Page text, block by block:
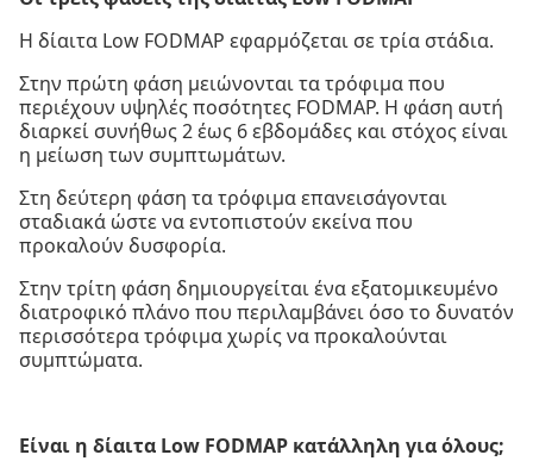
Η δίαιτα Low FODMAP εφαρμόζεται σε τρία στάδια.
Στην πρώτη φάση μειώνονται τα τρόφιμα που
περιέχουν υψηλές ποσότητες FODMAP. Η φάση αυτή
διαρκεί συνήθως 2 έως 6 εβδομάδες και στόχος είναι
η μείωση των συμπτωμάτων.
Στη δεύτερη φάση τα τρόφιμα επανεισάγονται
σταδιακά ώστε να εντοπιστούν εκείνα που
προκαλούν δυσφορία.
Στην τρίτη φάση δημιουργείται ένα εξατομικευμένο
διατροφικό πλάνο που περιλαμβάνει όσο το δυνατόν
περισσότερα τρόφιμα χωρίς να προκαλούνται
συμπτώματα.
Είναι η δίαιτα Low FODMAP κατάλληλη για όλους;